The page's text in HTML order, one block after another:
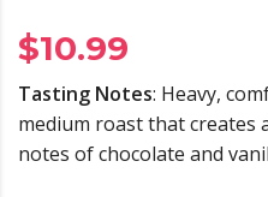
$10.99
Tasting Notes: Heavy,
medium roast that creates
notes of chocolate and